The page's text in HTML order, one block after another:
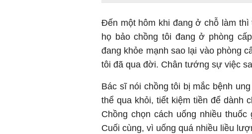
Đến một hôm khi đang ở chỗ làm
họ bảo chồng tôi đang ở phòng
đang khỏe mạnh sao lại vào phòng
tôi đã qua đời. Chân tướng sự việc
Bác sĩ nói chồng tôi bị mắc bệnh
thể qua khỏi, tiết kiệm tiền để dành
Chồng chọn cách uống nhiều
Cuối cùng, vì uống quá nhiều liều